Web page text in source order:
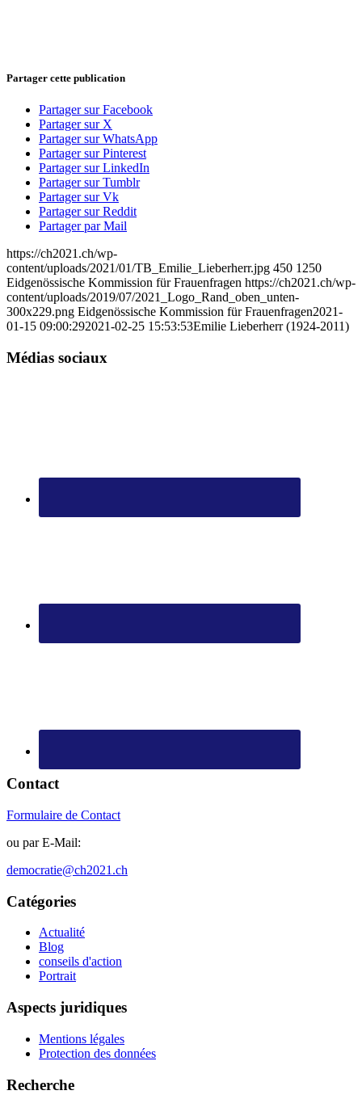
Partager cette publication
Partager sur Facebook
Partager sur X
Partager sur WhatsApp
Partager sur Pinterest
Partager sur LinkedIn
Partager sur Tumblr
Partager sur Vk
Partager sur Reddit
Partager par Mail
https://ch2021.ch/wp-
content/uploads/2021/01/TB_Emilie_Lieberherr.jpg 450 1250
Eidgenössische Kommission für Frauenfragen https://ch2021.ch/wp-
content/uploads/2019/07/2021_Logo_Rand_oben_unten-
300x229.png Eidgenössische Kommission für Frauenfragen2021-
01-15 09:00:292021-02-25 15:53:53Emilie Lieberherr (1924-2011)
Médias sociaux
Contact
Formulaire de Contact
ou par E-Mail:
democratie@ch2021.ch
Catégories
Actualité
Blog
conseils d'action
Portrait
Aspects juridiques
Mentions légales
Protection des données
Recherche